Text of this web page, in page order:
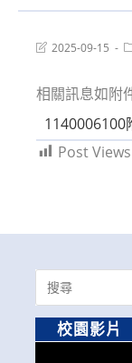
Post2025-09-15
相關訊息如附
1140006100
Post
Search
for:
校園影片